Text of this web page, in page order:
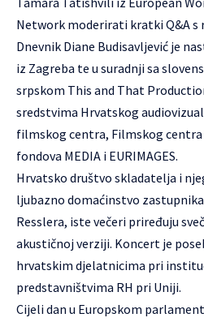
Network moderirati kratki Q&A s
Dnevnik Diane Budisavljević je
iz Zagreba te u suradnji sa
srpskom This and That
sredstvima Hrvatskog
filmskog centra, Filmskog centra
fondova MEDIA i EURIMAGES.
Hrvatsko društvo skladatelja i
ljubazno domaćinstvo
Resslera, iste večeri priređuju
akustičnoj verziji. Koncert je
hrvatskim djelatnicima pri
predstavništvima RH pri Uniji.
Cijeli dan u Europskom